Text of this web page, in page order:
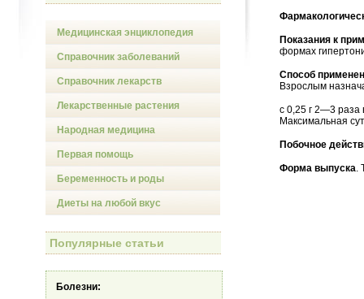
Медицинская энциклопедия
Справочник заболеваний
Справочник лекарств
Лекарственные растения
Народная медицина
Первая помощь
Беременность и роды
Диеты на любой вкус
Популярные статьи
Болезни:
Показания к
формах
Способ
Взрослым
с 0,25 г 2—3 раза
Максимальная
Побочное
Форма выпуска.